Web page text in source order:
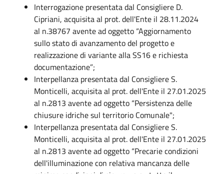
Interrogazione presentata dal Consigliere D.
Cipriani, acquisita al prot. dell'Ente il 28.11.2024
al n.38767 avente ad oggetto “Aggiornamento
sullo stato di avanzamento del progetto e
realizzazione di variante alla SS16 e richiesta
documentazione”;
Interpellanza presentata dal Consigliere S.
Monticelli, acquisita al prot. dell'Ente il 27.01.2025
al n.2813 avente ad oggetto “Persistenza delle
chiusure idriche sul territorio Comunale";
Interpellanza presentata dal Consigliere S.
Monticelli, acquisita al prot. dell'Ente il 27.01.2025
al n.2813 avente ad oggetto “Precarie condizioni
dell'illuminazione con relativa mancanza delle